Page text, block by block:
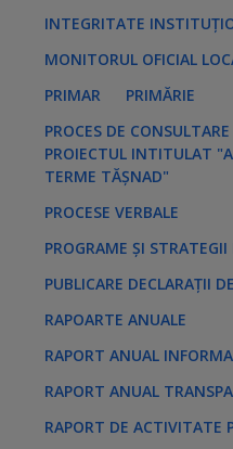
INTEGRITATE
MONITORUL OFICIAL
PRIMAR
PRIMĂRIE
PROCES DE
PROIECTUL INTITULAT
TERME TĂȘNAD"
PROCESE VERBALE
PROGRAME ȘI STRATEGII
PUBLICARE DECLARAȚII
RAPOARTE ANUALE
RAPORT ANUAL
RAPORT ANUAL
RAPORT DE ACTIVITATE